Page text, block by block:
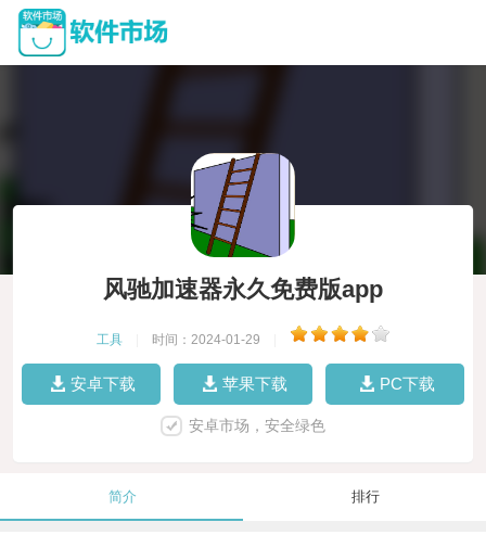
风驰加速器永久免费版app
工具 时间：2024-01-29
安卓下载 苹果下载 PC下载
安卓市场，安全绿色
简介 排行